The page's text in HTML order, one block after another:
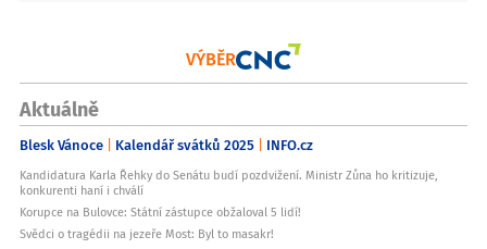
VÝBĚR
Aktuálně
Blesk Vánoce Kalendář svátků 2025 INFO.cz
Kandidatura Karla Řehky do Senátu budí pozdvižení. Ministr Zůna ho kritizuje,
konkurenti haní i chválí
Korupce na Bulovce: Státní zástupce obžaloval 5 lidí!
Svědci o tragédii na jezeře Most: Byl to masakr!